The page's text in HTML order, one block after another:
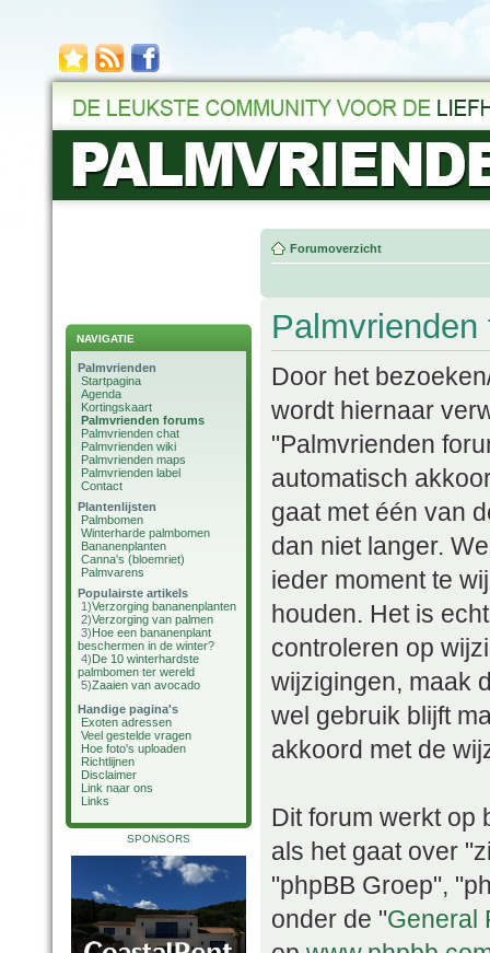
NAVIGATIE
Palmvrienden
Startpagina
Agenda
Kortingskaart
Palmvrienden forums
Palmvrienden chat
Palmvrienden wiki
Palmvrienden maps
Palmvrienden label
Contact
Plantenlijsten
Palmbomen
Winterharde palmbomen
Bananenplanten
Canna's (bloemriet)
Palmvarens
Populairste artikels
1)Verzorging bananenplanten
2)Verzorging van palmen
3)Hoe een bananenplant
beschermen in de winter?
4)De 10 winterhardste
palmbomen ter wereld
5)Zaaien van avocado
Handige pagina's
Exoten adressen
Veel gestelde vragen
Hoe foto's uploaden
Richtlijnen
Disclaimer
Link naar ons
Links
SPONSORS
Forumoverzicht
Door het
wordt hiernaar
"Palmvrienden
automatisch
gaat met één van
dan niet langer.
ieder moment te
houden. Het is
controleren op
wijzigingen, maak
wel gebruik blijft
akkoord met de
Dit forum werkt op
als het gaat over
"phpBB Groep",
onder de "General